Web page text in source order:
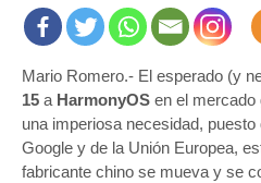
Mario Romero.- El esperado (y
15 a HarmonyOS en el mercado
una imperiosa necesidad,
Google y de la Unión Europea,
fabricante chino se mueva y se